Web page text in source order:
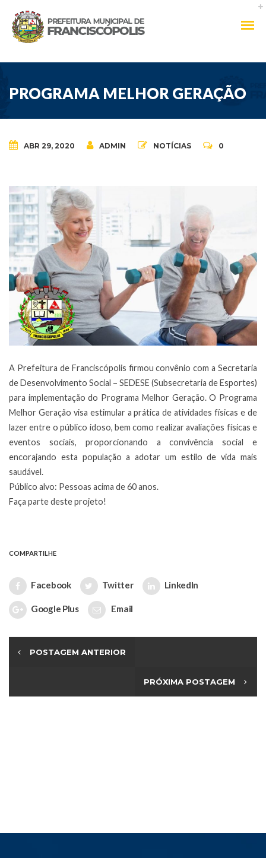
PROGRAMA MELHOR GERAÇÃO
ABR 29, 2020 ADMIN NOTÍCIAS 0
A Prefeitura de Franciscópolis firmou convênio com a Secretaria
de Desenvolvimento Social – SEDESE (Subsecretaria de Esportes)
para implementação do Programa Melhor Geração. O Programa
Melhor Geração visa estimular a prática de atividades físicas e de
lazer entre o público idoso, bem como realizar avaliações físicas e
eventos sociais, proporcionando a convivência social e
encorajando esta população a adotar um estilo de vida mais
saudável.
Público alvo: Pessoas acima de 60 anos.
Faça parte deste projeto!
COMPARTILHE
Facebook Twitter LinkedIn
Google Plus Email
POSTAGEM ANTERIOR
PRÓXIMA POSTAGEM